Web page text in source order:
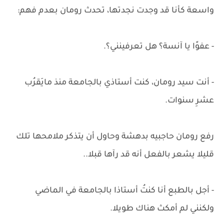
واسعة كأنا قد وجدت نجدتها، تحدث رومان بعدم فهم:
- عفوًا يا آنسة؟ هل تعرفينني؟.
- أنت سيد رومان، كنت أستاذي بالجامعة منذ مايَقرُب
عشرِ سنوات.
رفع رومان حاجبيه بدهشة وحاول أن يتذكر ملامحها تلك
قليلا يشعر بالفعل أنه قد رآها قبلا..
- أجل بالطبع أنا كنتُ أستاذا بالجامعة في الماضي
ولكنني لم أمكث هناك طويلا.